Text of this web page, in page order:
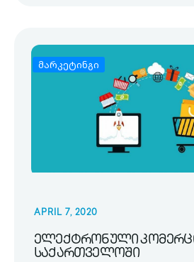
მარკეტინგი
APRIL 7, 2020
ელექტრონული
საქართველოში